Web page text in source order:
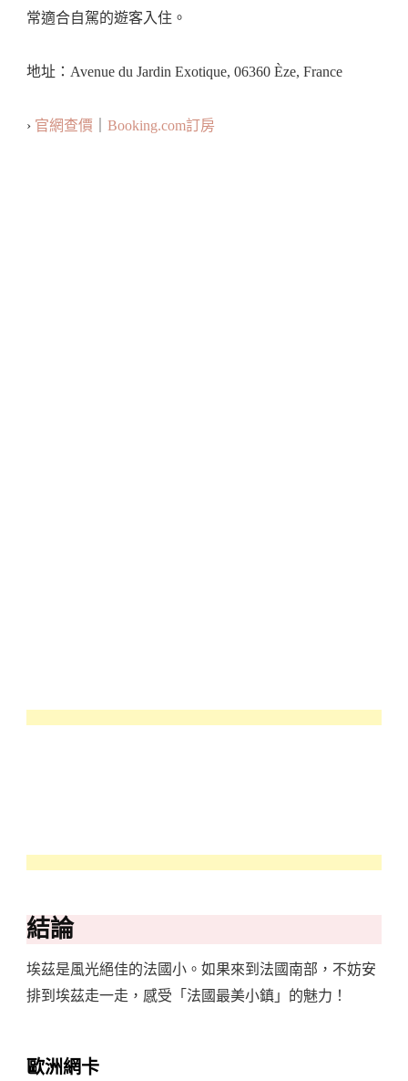
常適合自駕的遊客入住。
地址：Avenue du Jardin Exotique, 06360 Èze, France
› 官網查價 Booking.com訂房
結論
埃茲是風光絕佳的法國小。如果來到法國南部，不妨安
排到埃茲走一走，感受「法國最美小鎮」的魅力！
歐洲網卡